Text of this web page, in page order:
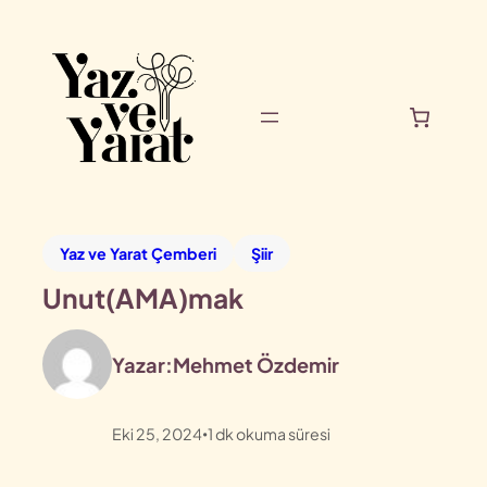
Yaz ve Yarat Çemberi Şiir
Unut(AMA)mak
Yazar:Mehmet Özdemir
Eki 25, 2024•1dk okuma süresi